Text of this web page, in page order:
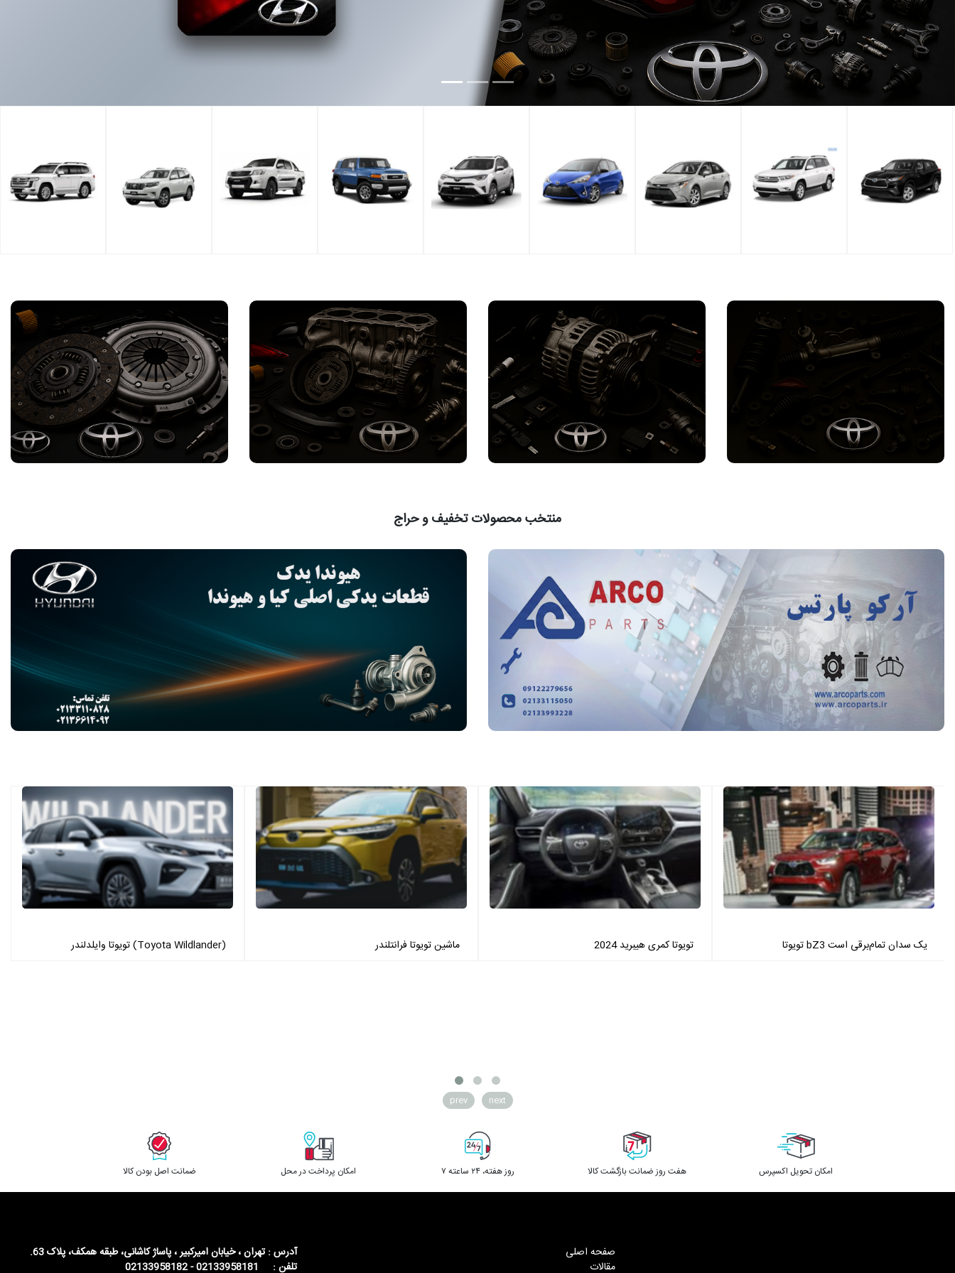
منتخب محصولات تخفیف و حراج
تویوتا وایلدلندر (Toyota Wildlander) ماشین تویوتا فرانتلندر تویوتا کمری هیبرید 2024 تویوتا bZ3 یک سدان تمام‌برقی است
prev next
ﺿﻤﺎﻧﺖ اﺻﻞ ﺑﻮدن ﮐﺎﻟﺎ امکان پرداخت در محل ۷ روز ﻫﻔﺘﻪ، ۲۴ ﺳﺎﻋﺘﻪ هفت روز ضمانت بازگشت کالا اﻣﮑﺎن ﺗﺤﻮﯾﻞ اﮐﺴﭙﺮس
آدرس : تهران ، خیابان امیرکبیر ، پاساژ کاشانی، طبقه همکف، پلاک 63.
تلفن : 02133958181 - 02133958182
صفحه اصلی
مقالات